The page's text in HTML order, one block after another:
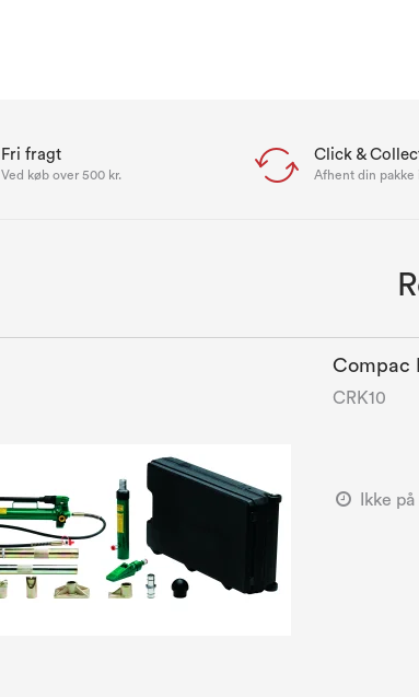
Fri fragt
Ved køb over 500 kr.
Click &
Afhent din pakke
Compac
CRK10
Ikke